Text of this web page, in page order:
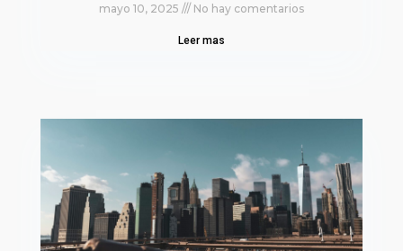
mayo 10, 2025 No hay comentarios
Leer mas